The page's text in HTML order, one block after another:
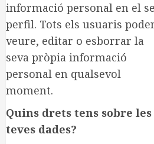
informació personal en el
perfil. Tots els usuaris
veure, editar o esborrar la
seva pròpia informació
personal en qualsevol
moment.
Quins drets tens sobre les
teves dades?